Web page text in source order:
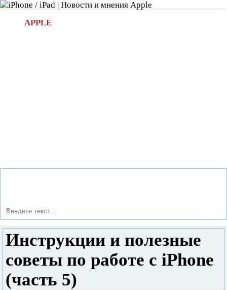
APPLE
Инструкции и полезные
советы по работе с iPhone
(часть 5)